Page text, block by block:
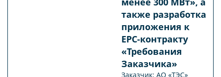
также разработка
приложения к
ЕPС-контракту
«Требования
Заказчика»
Заказчик: АО «ТЭС»